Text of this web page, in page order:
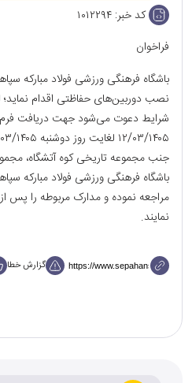
کد خبر: ۱۰۱۲۲۹۴
فراخوان
باشگاه فرهنگی ورزشی فولاد مبارکه
نصب دوربین‌های حفاظتی اقدام نماید؛
شرایط دعوت می‌شود جهت دریافت فرم
جنب مجموعه تاریخی کوه آتشگاه،
باشگاه فرهنگی ورزشی فولاد مبارکه
مراجعه نموده و مدارک مربوطه را پس از
نمایند.
گزارش خطا